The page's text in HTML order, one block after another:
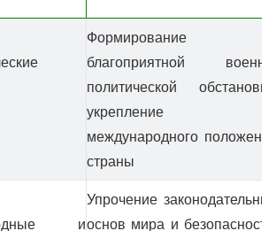
Формирование
благоприятной
политической
укрепление
международного
страны
и
Упрочение
основ мира и